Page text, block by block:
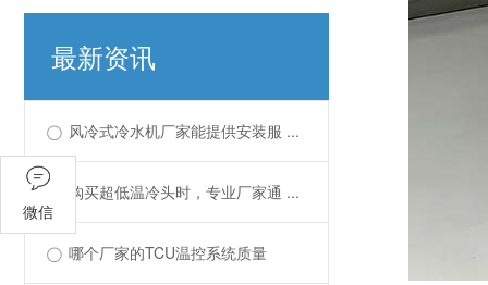
最新资讯
风冷式冷水机厂家能提供安装服 ...
购买超低温冷头时，专业厂家通 ...
哪个厂家的TCU温控系统质量
微信